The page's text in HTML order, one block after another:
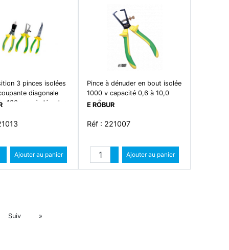
3 pinces isolées
diagonale
180 mm, à dénuder,
Quantité
Augmenter quantité
Diminuer quantité
Ajouter au panier
Pince à dénuder en bout isolée
1000 v capacité 0,6 à 10,0
mm²
E ROBUR
Réf : 221007
Quantité
Augmenter quantité
Diminuer quantité
Ajouter au panier
Suiv »Suiv